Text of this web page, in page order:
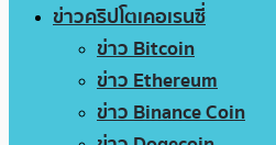
ข่าวคริปโตเคอเรนซี่
ข่าว Bitcoin
ข่าว Ethereum
ข่าว Binance Coin